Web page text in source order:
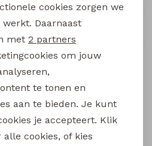
804848 W20013 dames Jurk Petrol
City Life
18,74
24,99
cookies zorgen we
Daarnaast
met 2 partners
om jouw
te tonen en
aan te bieden. Je kunt
je accepteert. Klik
cookies, of kies